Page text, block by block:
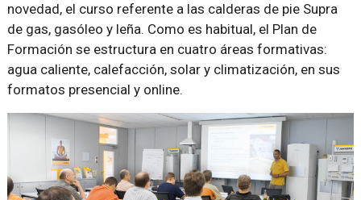
novedad, el curso referente a las calderas de pie Supra
de gas, gasóleo y leña. Como es habitual, el Plan de
Formación se estructura en cuatro áreas formativas:
agua caliente, calefacción, solar y climatización, en sus
formatos presencial y online.